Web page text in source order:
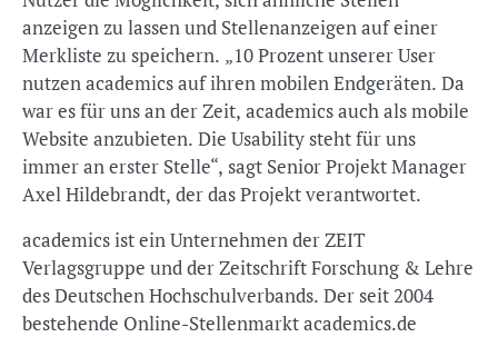
anzeigen zu lassen und Stellenanzeigen auf einer
Merkliste zu speichern. „10 Prozent unserer User
nutzen academics auf ihren mobilen Endgeräten. Da
war es für uns an der Zeit, academics auch als mobile
Website anzubieten. Die Usability steht für uns
immer an erster Stelle“, sagt Senior Projekt Manager
Axel Hildebrandt, der das Projekt verantwortet.
academics ist ein Unternehmen der ZEIT
Verlagsgruppe und der Zeitschrift Forschung & Lehre
des Deutschen Hochschulverbands. Der seit 2004
bestehende Online-Stellenmarkt academics.de